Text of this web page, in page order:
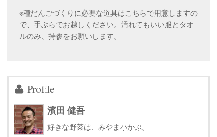
※種だんごづくりに必要な道具はこちらで用意しますの
で、手ぶらでお越しください。汚れてもいい服とタオ
ルのみ、持参をお願いします。
Profile
濱田 健吾
好きな野菜は、みやま小かぶ。